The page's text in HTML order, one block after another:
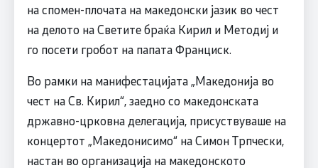
на спомен-плочата на македонски јазик во чест
на делото на Светите браќа Кирил и Методиј и
го посети гробот на папата Франциск.
Во рамки на манифестацијата „Македонија во
чест на Св. Кирил“, заедно со македонската
државно-црковна делегација, присуствуваше на
концертот „Македонисимо“ на Симон Трпчески,
настан во организација на македонското